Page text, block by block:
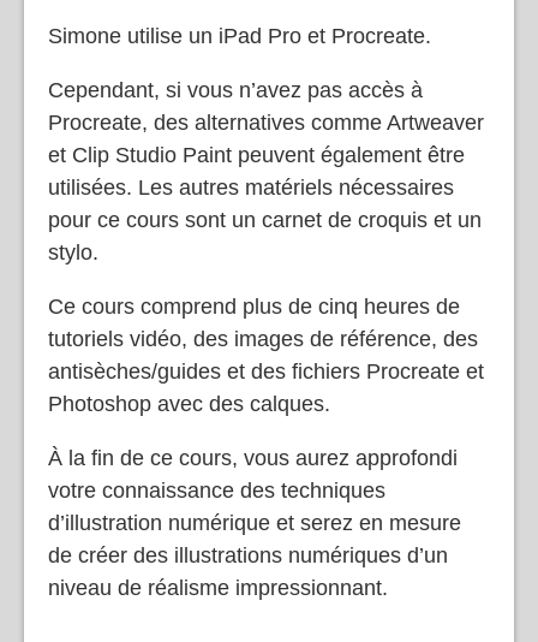
Simone utilise un iPad Pro et Procreate.
Cependant, si vous n’avez pas accès à
Procreate, des alternatives comme Artweaver
et Clip Studio Paint peuvent également être
utilisées. Les autres matériels nécessaires
pour ce cours sont un carnet de croquis et un
stylo.
Ce cours comprend plus de cinq heures de
tutoriels vidéo, des images de référence, des
antisèches/guides et des fichiers Procreate et
Photoshop avec des calques.
À la fin de ce cours, vous aurez approfondi
votre connaissance des techniques
d’illustration numérique et serez en mesure
de créer des illustrations numériques d’un
niveau de réalisme impressionnant.